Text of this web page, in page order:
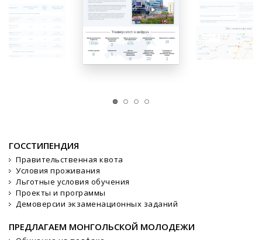
ГОССТИПЕНДИЯ
Правительственная квота
Условия проживания
Льготные условия обучения
Проекты и программы
Демоверсии экзаменационных заданий
ПРЕДЛАГАЕМ МОНГОЛЬСКОЙ МОЛОДЕЖИ